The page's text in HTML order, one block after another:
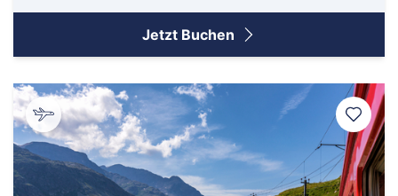
Jetzt Buchen